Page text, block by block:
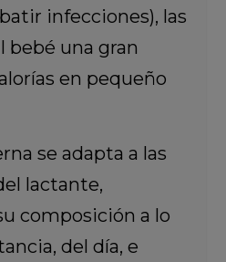
infecciones), las
bebé una gran
en pequeño
se adapta a las
lactante,
composición a lo
del día, e